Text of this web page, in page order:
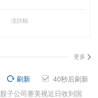
涨跌幅
更多
39秒后刷新
刷新
子公司赛美视近日收到国